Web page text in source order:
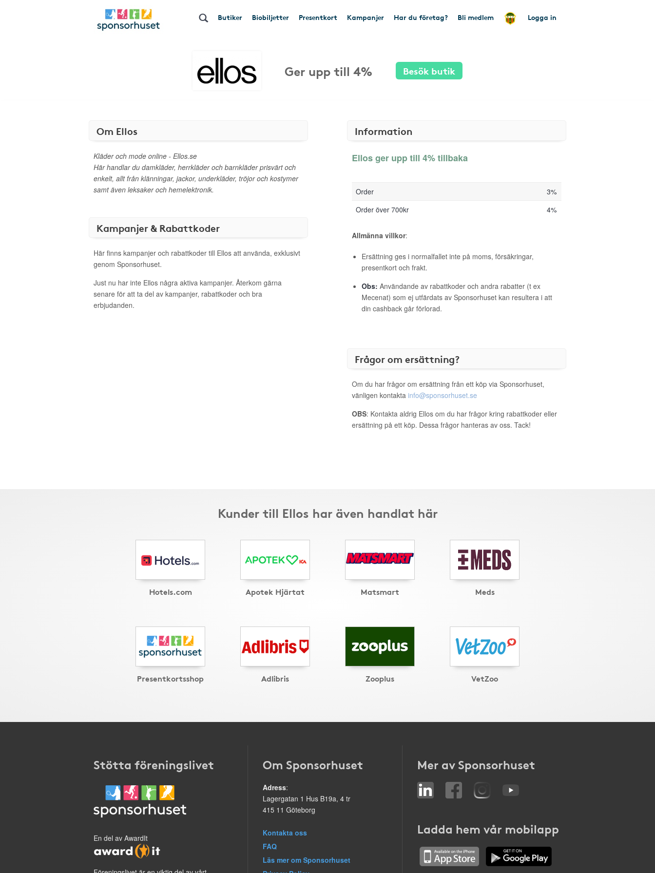
Butiker Biobiljetter Presentkort Kampanjer Har du företag? Bli medlem Logga in
Ger upp till 4% Besök butik
Om Ellos
Kläder och mode online - Ellos.se
Här handlar du damkläder, herrkläder och barnkläder prisvärt och
enkelt, allt från klänningar, jackor, underkläder, tröjor och kostymer
samt även leksaker och hemelektronik.
Kampanjer & Rabattkoder
Här finns kampanjer och rabattkoder till Ellos att använda, exklusivt
genom Sponsorhuset.
Just nu har inte Ellos några aktiva kampanjer. Återkom gärna
senare för att ta del av kampanjer, rabattkoder och bra
erbjudanden.
Information
Ellos ger upp till 4% tillbaka
Order
3%
Order över 700kr
4%
Allmänna villkor:
Ersättning ges i normalfallet inte på moms, försäkringar,
presentkort och frakt.
Obs: Användande av rabattkoder och andra rabatter (t ex
Mecenat) som ej utfärdats av Sponsorhuset kan resultera i att
din cashback går förlorad.
Frågor om ersättning?
Om du har frågor om ersättning från ett köp via Sponsorhuset,
vänligen kontakta info@sponsorhuset.se
OBS: Kontakta aldrig Ellos om du har frågor kring rabattkoder eller
ersättning på ett köp. Dessa frågor hanteras av oss. Tack!
Kunder till Ellos har även handlat här
Hotels.com Apotek Hjärtat Matsmart Meds
Presentkortsshop Adlibris Zooplus VetZoo
Stötta föreningslivet
En del av AwardIt
Om Sponsorhuset
Adress:
Lagergatan 1 Hus B19a, 4 tr
415 11 Göteborg
Kontakta oss
FAQ
Läs mer om Sponsorhuset
Mer av Sponsorhuset
Ladda hem vår mobilapp